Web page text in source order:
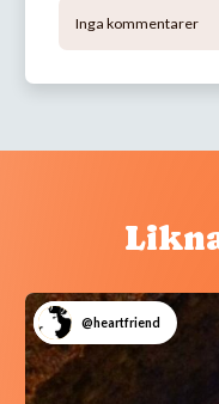
Inga kommentarer
@heartfriend